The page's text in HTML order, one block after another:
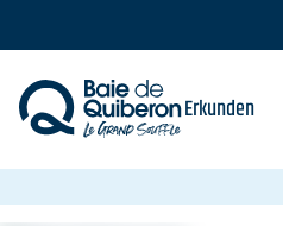
content
Erkunden